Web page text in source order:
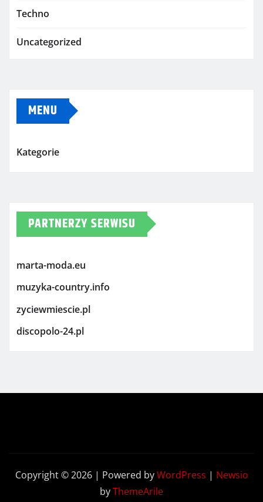
Techno
Uncategorized
MENU
Kategorie
PARTNERZY SERWISU
marta-moda.eu
muzyka-country.info
zyciewmiescie.pl
discopolo-24.pl
Copyright © 2026 | Powered byWordPress | Newsio
byThemeArile